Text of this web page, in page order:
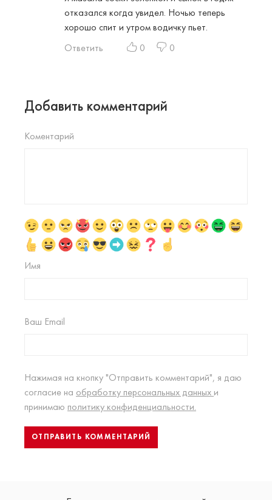
отказался когда увидел. Ночью теперь
хорошо спит и утром водичку пьет.
Ответить
0 0
Добавить комментарий
Коментарий
Имя
Ваш Email
Нажимая на кнопку "Отправить комментарий", я даю
согласие на обработку персональных данных и
принимаю политику конфиденциальности.